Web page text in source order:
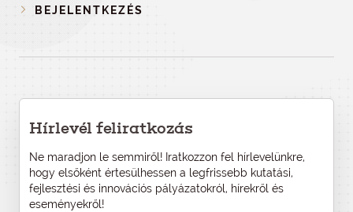
BEJELENTKEZÉS
Hírlevél feliratkozás
Ne maradjon le semmiről! Iratkozzon fel hírlevelünkre,
hogy elsőként értesülhessen a legfrissebb kutatási,
fejlesztési és innovációs pályázatokról, hírekről és
eseményekről!